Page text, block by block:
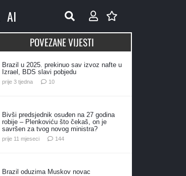
AI
POVEZANE VIJESTI
Brazil u 2025. prekinuo sav izvoz nafte u
Izrael, BDS slavi pobjedu
prije 3 tjedna 10komentara
Bivši predsjednik osuđen na 27 godina
robije – Plenkoviću što čekaš, on je
savršen za tvog novog ministra?
prije 11 mjeseci 144komentara
Brazil oduzima Muskov novac